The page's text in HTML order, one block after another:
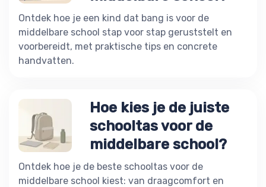
Ontdek hoe je een kind dat bang is voor de
middelbare school stap voor stap geruststelt en
voorbereidt, met praktische tips en concrete
handvatten.
Hoe kies je de juiste
schooltas voor de
middelbare school?
Ontdek hoe je de beste schooltas voor de
middelbare school kiest: van draagcomfort en